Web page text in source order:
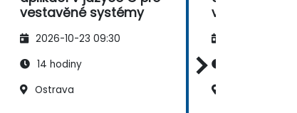
vestavěné systémy
2026-10-23 09:30
14 hodiny
Ostrava
vestavěné